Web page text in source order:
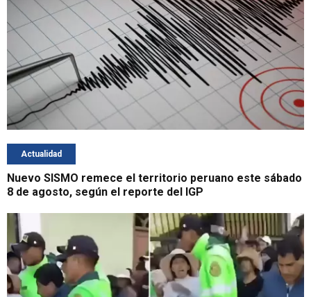
Actualidad
Nuevo SISMO remece el territorio peruano este sábado
8 de agosto, según el reporte del IGP